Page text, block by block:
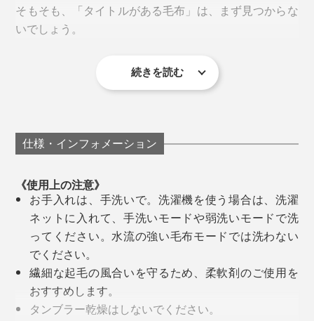
光……。
まるで水彩のような、濃淡やにじみは、染色用のスクリ
ーンを6版も重ねた、多版プリントで再現しています。
昔ながらの毛布は、起毛させた糸が編み込んである基布
合せることで、両面に毛並みをつくっていましたが、本
品は違います。
廣瀬さんが目指した毛布は、「子どものときから、大人
になっても、いつもそばにあるコットンのやさしさと、
ずっと使っていける色・デザイン」。
そもそも、「タイトルがある毛布」は、まず見つからな
いでしょう。
続きを読む
仕様・インフォメーション
《使用上の注意》
お手入れは、手洗いで。洗濯機を使う場合は、洗濯
ネットに入れて、手洗いモードや弱洗いモードで洗
ってください。水流の強い毛布モードでは洗わない
でください。
繊細な起毛の風合いを守るため、柔軟剤のご使用を
おすすめします。
タンブラー乾燥はしないでください。